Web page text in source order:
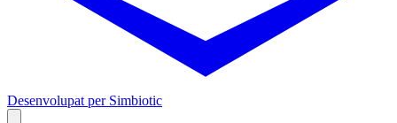
Desenvolupat per Simbiotic